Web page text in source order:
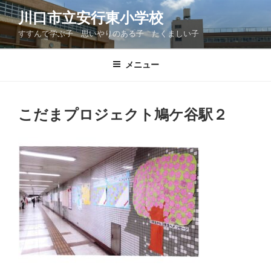
コ
ン
テ
ン
川口市立安行東小学校
すすんで学ぶ子 思いやりのある子 たくましい子
メニュー
こだまプロジェクト鳩ケ谷駅２